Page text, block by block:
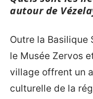
autour de
Outre la
le Musée Zervos
village offrent un
culturelle de la